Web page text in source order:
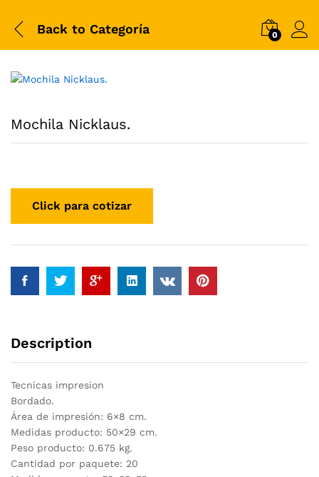
Back to Categoría 0
Mochila Nicklaus.
Description
Tecnicas impresion
Bordado.
Área de impresión: 6×8 cm.
Medidas producto: 50×29 cm.
Peso producto: 0.675 kg.
Cantidad por paquete: 20